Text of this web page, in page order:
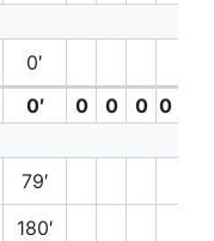
0′
0′ 0 0 0 0 (0)
79′
180′